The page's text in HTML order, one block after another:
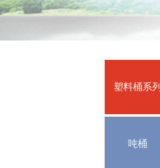
塑料桶系列
吨桶